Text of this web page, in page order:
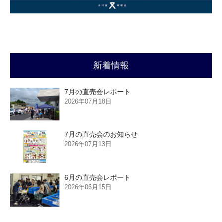
新着情報
7月の直売会レポート
2026年07月18日
7月の直売会のお知らせ
2026年07月13日
6月の直売会レポート
2026年06月15日